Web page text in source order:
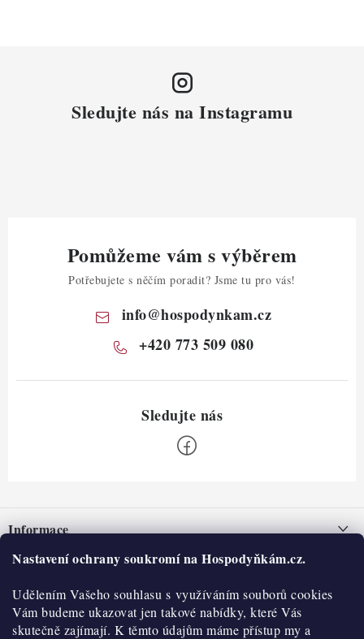
Nastavení ochrany soukromí na Hospodyňkám.cz.
Udělením Vašeho souhlasu s využíváním souborů cookies
Vám budeme ukazovat jen takové nabídky, které Vás
skutečně zajímají. K těmto údajům máme přístup my a
Sledujte nás na Instagramu
Pomůžeme vám s výběrem
Potřebujete s něčím poradit? Jsme tu pro vás!
info@hospodynkam.cz
+420 773 509 080
pInformace
Nepřevzetí zásilky na dobírku
Obchodní podmínky
Hodnocení obchodu
O nás
Historie
O nákupu